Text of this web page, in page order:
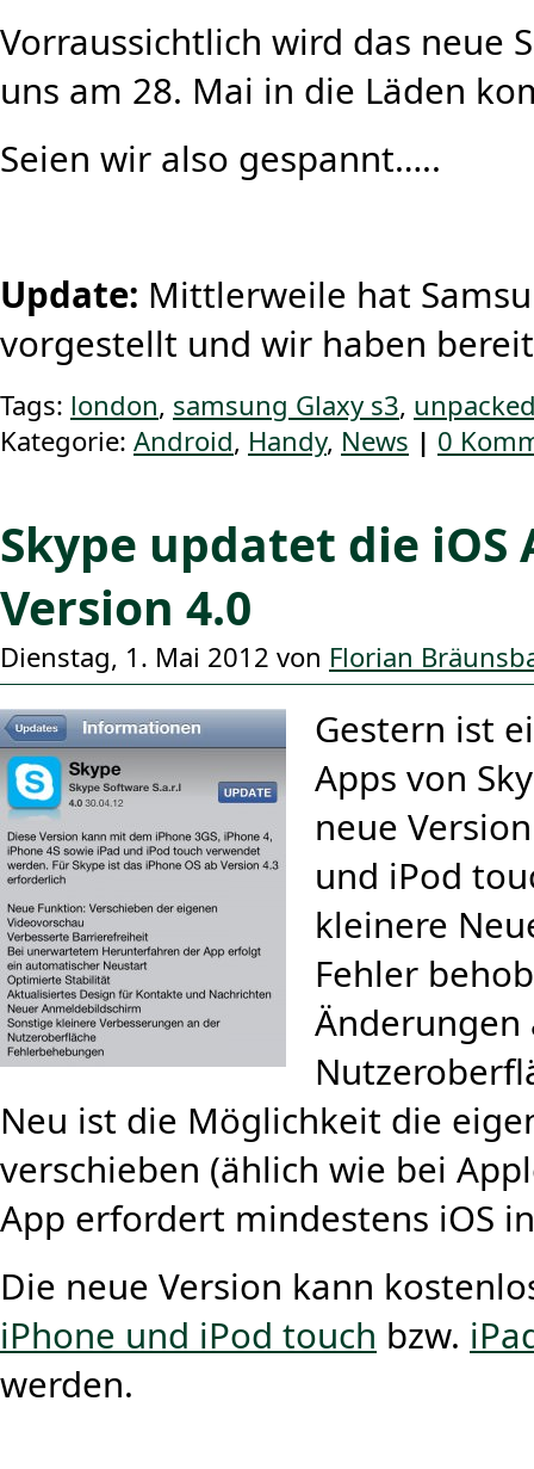
Vorraussichtlich wird das neue
uns am 28. Mai in die Läden
Seien wir also gespannt…..
Update: Mittlerweile hat
vorgestellt und wir haben
Tags: london, samsung Glaxy s3,
Kategorie: Android, Handy, News | 0
Skype updatet die iOS
Version 4.0
Dienstag, 1. Mai 2012 von Florian
Gestern ist
Apps von
neue
und iPod
kleinere
Fehler
Änderungen
Neu ist die Möglichkeit die
verschieben (ählich wie bei
App erfordert mindestens iOS
Die neue Version kann
iPhone und iPod touch bzw.
werden.